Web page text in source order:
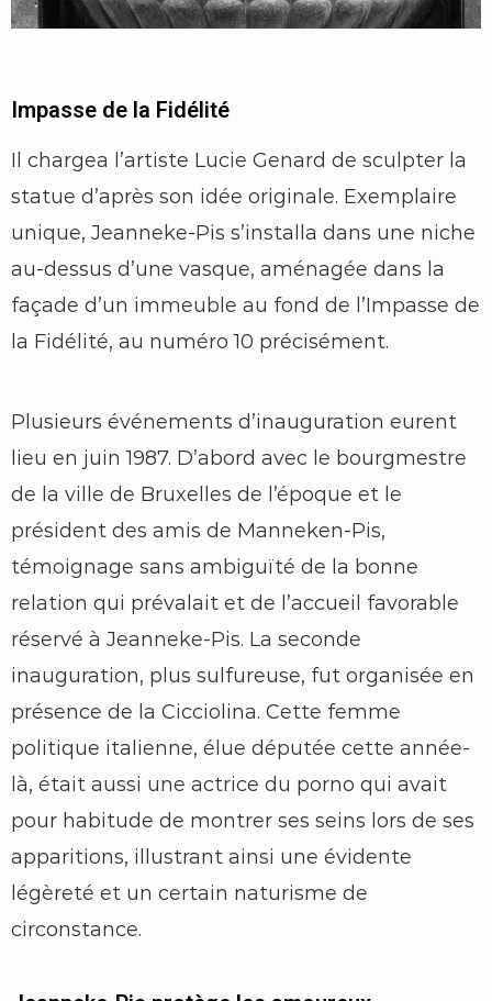
Impasse de la Fidélité
Il chargea l’artiste Lucie Genard de sculpter la
statue d’après son idée originale. Exemplaire
unique, Jeanneke-Pis s’installa dans une niche
au-dessus d’une vasque, aménagée dans la
façade d’un immeuble au fond de l’Impasse de
la Fidélité, au numéro 10 précisément.
Plusieurs événements d’inauguration eurent
lieu en juin 1987. D’abord avec le bourgmestre
de la ville de Bruxelles de l’époque et le
président des amis de Manneken-Pis,
témoignage sans ambiguïté de la bonne
relation qui prévalait et de l’accueil favorable
réservé à Jeanneke-Pis. La seconde
inauguration, plus sulfureuse, fut organisée en
présence de la Cicciolina. Cette femme
politique italienne, élue députée cette année-
là, était aussi une actrice du porno qui avait
pour habitude de montrer ses seins lors de ses
apparitions, illustrant ainsi une évidente
légèreté et un certain naturisme de
circonstance.